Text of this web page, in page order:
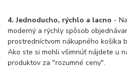
4. Jednoducho, rýchlo a lacno -
moderný a rýchly spôsob
prostredníctvom nákupného košíka
Ako ste si mohli všimnúť nájdete u
produktov za "rozumné ceny".